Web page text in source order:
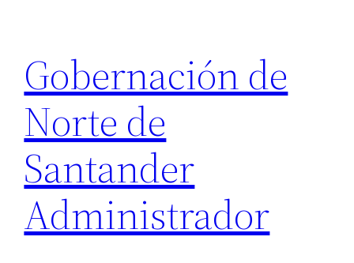
contenido
Gobernación de
Norte de
Santander
Administrador